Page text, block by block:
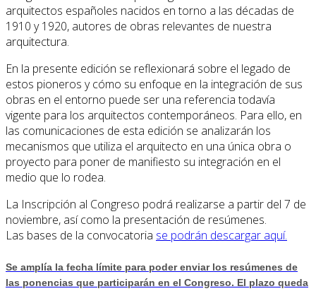
arquitectos españoles nacidos en torno a las décadas de
1910 y 1920, autores de obras relevantes de nuestra
arquitectura.
En la presente edición se reflexionará sobre el legado de
estos pioneros y cómo su enfoque en la integración de sus
obras en el entorno puede ser una referencia todavía
vigente para los arquitectos contemporáneos. Para ello, en
las comunicaciones de esta edición se analizarán los
mecanismos que utiliza el arquitecto en una única obra o
proyecto para poner de manifiesto su integración en el
medio que lo rodea.
La Inscripción al Congreso podrá realizarse a partir del 7 de
noviembre, así como la presentación de resúmenes.
Las bases de la convocatoria se podrán descargar aquí.
Se amplía la fecha límite para poder enviar los resúmenes de
las ponencias que participarán en el Congreso. El plazo queda